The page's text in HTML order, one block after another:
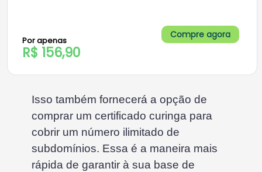
Por apenas
R$ 156,90
Compre agora
Isso também fornecerá a opção de
comprar um certificado curinga para
cobrir um número ilimitado de
subdomínios. Essa é a maneira mais
rápida de garantir à sua base de